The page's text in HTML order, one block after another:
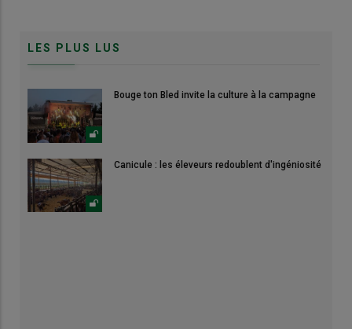
LES PLUS LUS
Bouge ton Bled invite la culture à la campagne
Canicule : les éleveurs redoublent d'ingéniosité